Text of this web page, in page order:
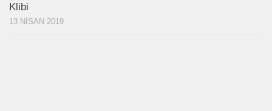
Klibi
13 NISAN 2019